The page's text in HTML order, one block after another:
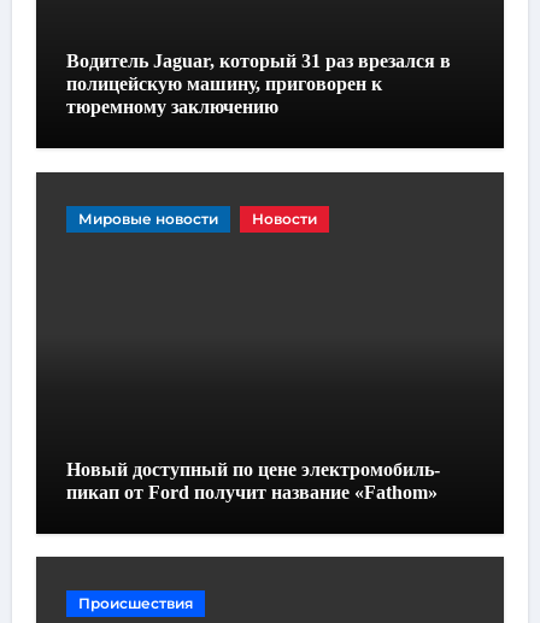
Водитель Jaguar, который 31 раз врезался в
полицейскую машину, приговорен к
тюремному заключению
Мировые новости Новости
Новый доступный по цене электромобиль-
пикап от Ford получит название «Fathom»
Происшествия